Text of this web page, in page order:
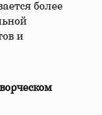
более
и